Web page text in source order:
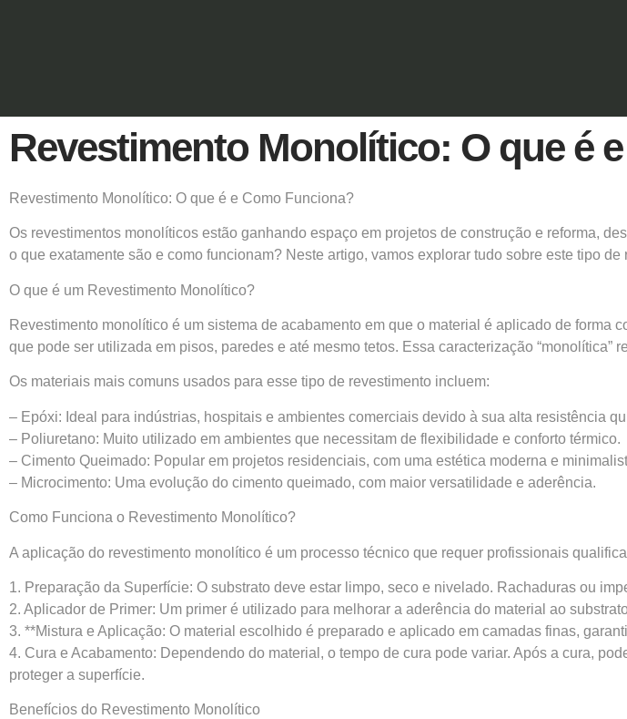
Revestimento Monolítico: O que é
Revestimento Monolítico: O que é e Como Funciona?
Os revestimentos monolíticos estão ganhando espaço em projetos de construção e reforma,
o que exatamente são e como funcionam? Neste artigo, vamos explorar tudo sobre este tipo
O que é um Revestimento Monolítico?
Revestimento monolítico é um sistema de acabamento em que o material é aplicado de
que pode ser utilizada em pisos, paredes e até mesmo tetos. Essa caracterização “monolítica”
Os materiais mais comuns usados para esse tipo de revestimento incluem:
– Epóxi: Ideal para indústrias, hospitais e ambientes comerciais devido à sua alta resistência
– Poliuretano: Muito utilizado em ambientes que necessitam de flexibilidade e conforto térmico.
– Cimento Queimado: Popular em projetos residenciais, com uma estética moderna e
– Microcimento: Uma evolução do cimento queimado, com maior versatilidade e aderência.
Como Funciona o Revestimento Monolítico?
A aplicação do revestimento monolítico é um processo técnico que requer profissionais
1. Preparação da Superfície: O substrato deve estar limpo, seco e nivelado. Rachaduras ou
2. Aplicador de Primer: Um primer é utilizado para melhorar a aderência do material ao
3. **Mistura e Aplicação: O material escolhido é preparado e aplicado em camadas finas,
4. Cura e Acabamento: Dependendo do material, o tempo de cura pode variar. Após a cura,
proteger a superfície.
Benefícios do Revestimento Monolítico